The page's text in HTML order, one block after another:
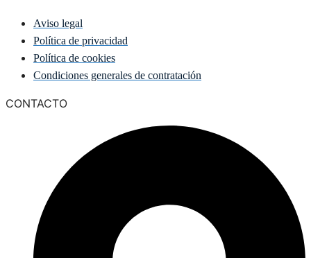
Aviso legal
Política de privacidad
Política de cookies
Condiciones generales de contratación
CONTACTO